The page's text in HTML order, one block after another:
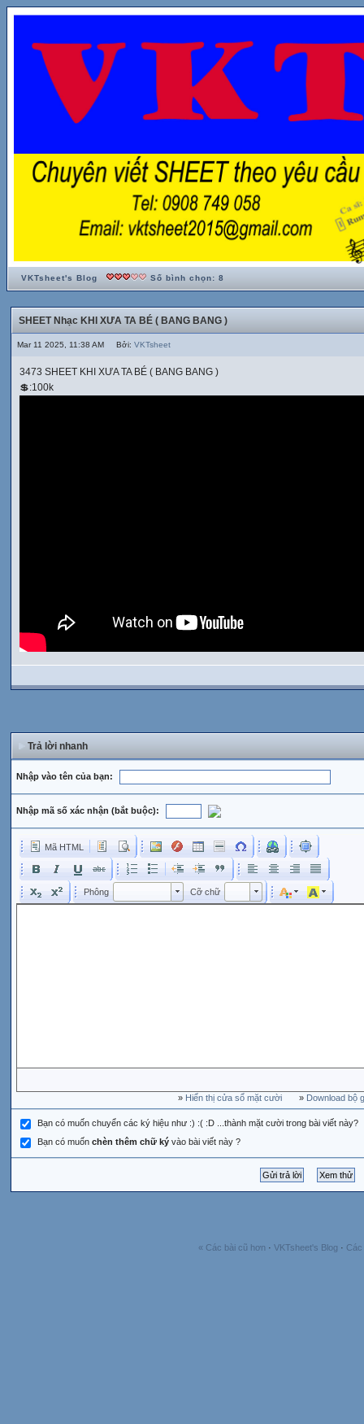
VKTsheet's Blog Số bình chọn: 8
SHEET Nhạc KHI XƯA TA BÉ ( BANG BANG )
Mar 11 2025, 11:38 AM Bởi: VKTsheet
3473 SHEET KHI XƯA TA BÉ ( BANG BANG )
💲:100k
Trả lời nhanh
Nhập vào tên của bạn:
Nhập mã số xác nhận (bắt buộc):
Mã HTML
Phông Cỡ chữ Kích cỡ phông
» Hiển thị cửa sổ mặt cười » Download bộ
Bạn có muốn chuyển các ký hiệu như :) :( :D ...thành mặt cười trong bài viết này?
Bạn có muốn chèn thêm chữ ký vào bài viết này ?
« Các bài cũ hơn · VKTsheet's Blog ·